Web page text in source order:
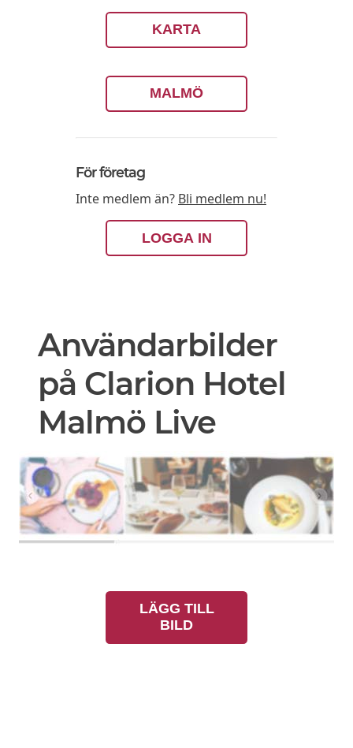
KARTA
MALMÖ
För företag
Inte medlem än? Bli medlem nu!
LOGGA IN
Användarbilder
på Clarion Hotel
Malmö Live
LÄGG TILL
BILD